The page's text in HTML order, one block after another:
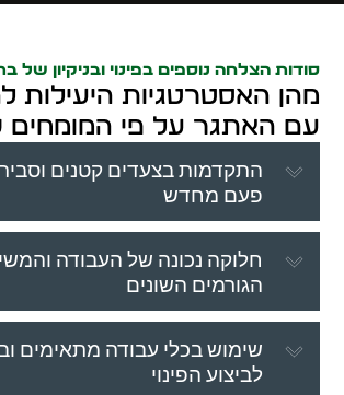
סודות הצלחה נוספים בפינוי ובניקיון של
מהן האסטרטגיות היעילות
עם האתגר על פי המומחים
התקדמות בצעדים קטנים
פעם מחדש
חלוקה נכונה של העבודה
הגורמים השונים
שימוש בכלי עבודה מתאימים
לביצוע הפינוי